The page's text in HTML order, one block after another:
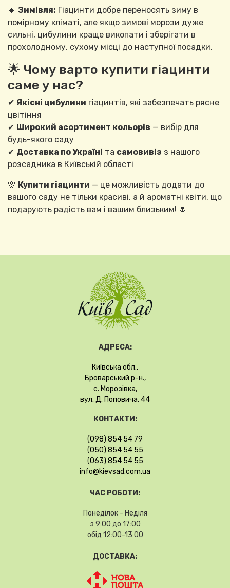
🔹 Зимівля: Гіацинти добре переносять зиму в
помірному кліматі, але якщо зимові морози дуже
сильні, цибулини краще викопати і зберігати в
прохолодному, сухому місці до наступної посадки.
🌟 Чому варто купити гіацинти
саме у нас?
✔ Якісні цибулини гіацинтів, які забезпечать рясне
цвітіння
✔ Широкий асортимент кольорів — вибір для
будь-якого саду
✔ Доставка по Україні та самовивіз з нашого
розсадника в Київській області
🌸 Купити гіацинти — це можливість додати до
вашого саду не тільки красиві, а й ароматні квіти, що
подарують радість вам і вашим близьким! 🌷
АДРЕСА:
Київська обл.,
Броварський р-н.,
с. Морозівка,
вул. Д. Поповича, 44
КОНТАКТИ:
(098) 854 54 79
(050) 854 54 55
(063) 854 54 55
info@kievsad.com.ua
ЧАС РОБОТИ:
Понеділок - Неділя
з 9:00 до 17:00
обід 12:00-13:00
ДОСТАВКА: